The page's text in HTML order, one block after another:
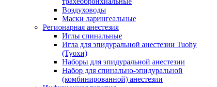
Воздуховоды
Маски ларингеальные
Регионарная анестезия
Иглы спинальные
Игла для эпидуральной анестезии Tuohy
(Туохи)
Наборы для эпидуральной анестезии
Набор для спинально-эпидуральной
(комбинированной) анестезии